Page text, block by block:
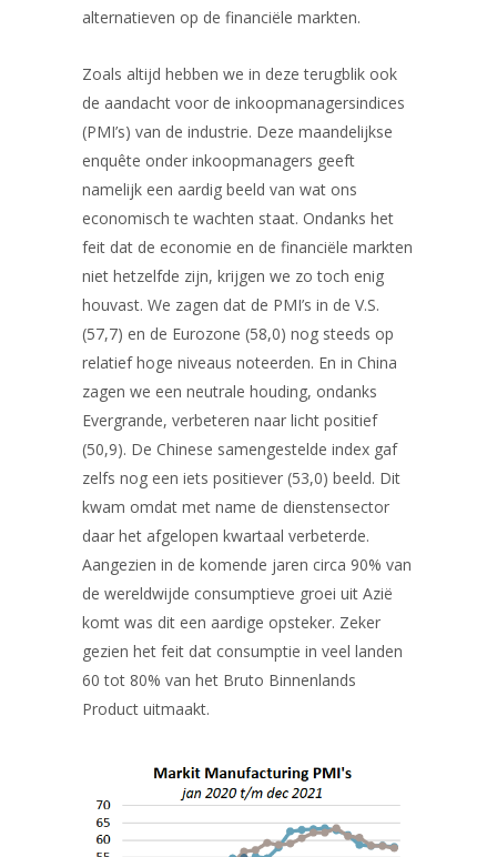
alternatieven op de financiële markten.
Zoals altijd hebben we in deze terugblik ook
de aandacht voor de inkoopmanagersindices
(PMI’s) van de industrie. Deze maandelijkse
enquête onder inkoopmanagers geeft
namelijk een aardig beeld van wat ons
economisch te wachten staat. Ondanks het
feit dat de economie en de financiële markten
niet hetzelfde zijn, krijgen we zo toch enig
houvast. We zagen dat de PMI’s in de V.S.
(57,7) en de Eurozone (58,0) nog steeds op
relatief hoge niveaus noteerden. En in China
zagen we een neutrale houding, ondanks
Evergrande, verbeteren naar licht positief
(50,9). De Chinese samengestelde index gaf
zelfs nog een iets positiever (53,0) beeld. Dit
kwam omdat met name de dienstensector
daar het afgelopen kwartaal verbeterde.
Aangezien in de komende jaren circa 90% van
de wereldwijde consumptieve groei uit Azië
komt was dit een aardige opsteker. Zeker
gezien het feit dat consumptie in veel landen
60 tot 80% van het Bruto Binnenlands
Product uitmaakt.